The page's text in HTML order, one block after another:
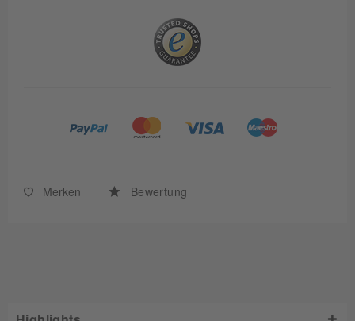
Merken Bewertung